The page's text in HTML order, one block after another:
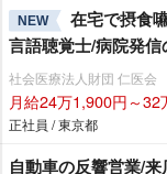
NEW
在宅で摂食
言語聴覚士/病院発
社会医療法人財団 仁医会
月給24万1,900円～32
正社員 / 東京都
自動車の反響営業/